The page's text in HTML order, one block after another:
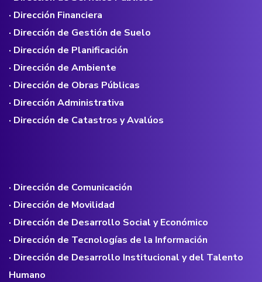
· Dirección Financiera
· Dirección de Gestión de Suelo
· Dirección de Planificación
· Dirección de Ambiente
· Dirección de Obras Públicas
· Dirección Administrativa
· Dirección de Catastros y Avalúos
· Dirección de Comunicación
· Dirección de Movilidad
· Dirección de Desarrollo Social y Económico
· Dirección de Tecnologías de la Información
· Dirección de Desarrollo Institucional y del Talento
Humano